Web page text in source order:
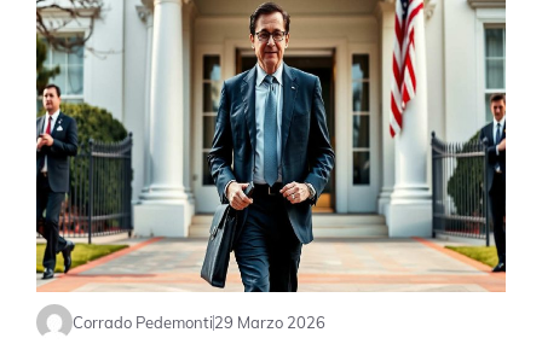
Corrado Pedemonti29 Marzo 2026